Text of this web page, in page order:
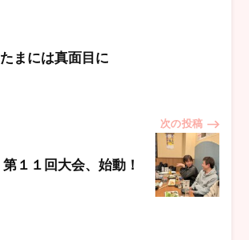
たまには真面目に
次の投稿
第１１回大会、始動！